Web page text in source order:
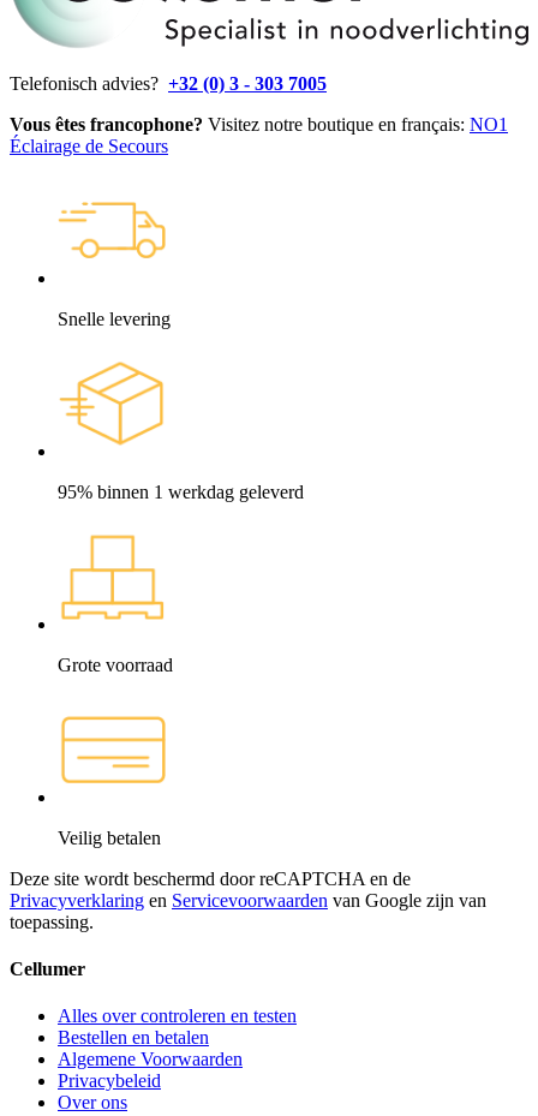
Telefonisch advies? +32 (0) 3 - 303 7005
Vous êtes francophone? Visitez notre boutique en français: NO1
Éclairage de Secours
Snelle levering
95% binnen 1 werkdag geleverd
Grote voorraad
Veilig betalen
Deze site wordt beschermd door reCAPTCHA en de
Privacyverklaring en Servicevoorwaarden van Google zijn van
toepassing.
Cellumer
Alles over controleren en testen
Bestellen en betalen
Algemene Voorwaarden
Privacybeleid
Over ons